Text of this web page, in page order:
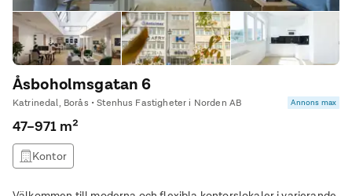
Åsboholmsgatan 6
Katrinedal, Borås • Stenhus Fastigheter i Norden AB Annons max
47–971 m²
Kontor